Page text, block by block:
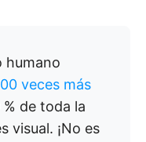
humano
veces más
% de toda la
visual. ¡No es